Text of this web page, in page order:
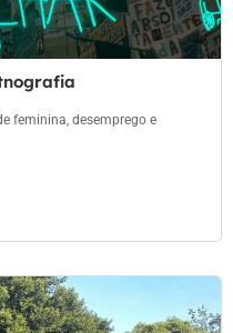
feminina, desemprego e